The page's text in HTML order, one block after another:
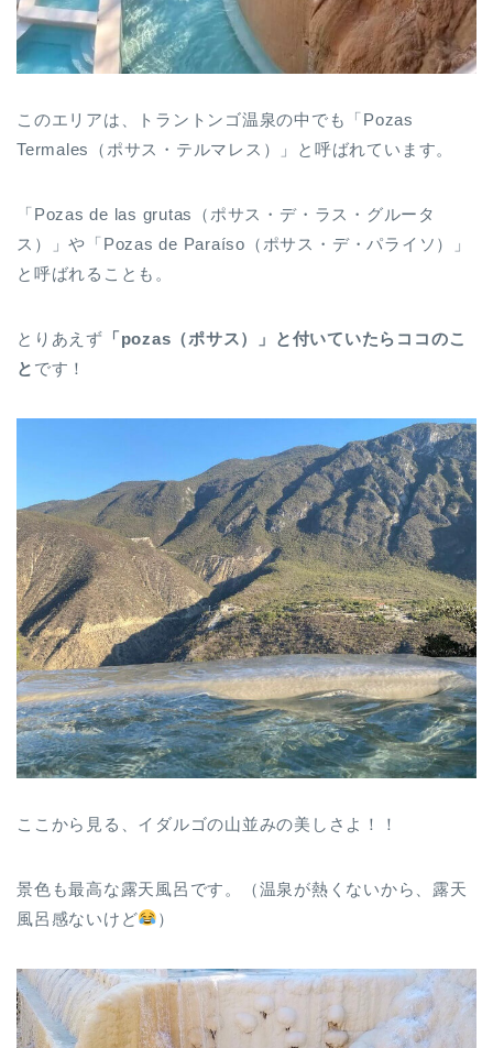
このエリアは、トラントンゴ温泉の中でも「Pozas
Termales（ポサス・テルマレス）」と呼ばれています。
「Pozas de las grutas（ポサス・デ・ラス・グルータ
ス）」や「Pozas de Paraíso（ポサス・デ・パライソ）」
と呼ばれることも。
とりあえず 「pozas（ポサス）」と付いていたらココのこ
と です！
ここから見る、イダルゴの山並みの美しさよ！！
景色も最高な露天風呂です。（温泉が熱くないから、露天
風呂感ないけど
）